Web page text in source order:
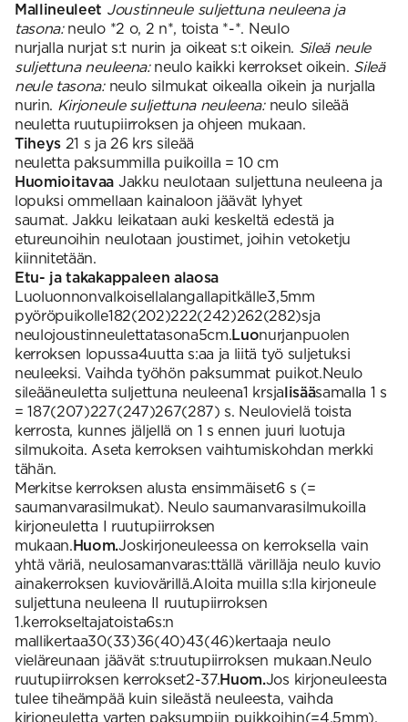
Mallineuleet Joustinneule suljettuna neuleena ja
tasona:neulo *2 o, 2 n*, toista *-*. Neulo
nurjalla nurjat s:t nurin ja oikeat s:t oikein. Sileä neule
suljettuna neuleena:neulo kaikki kerrokset oikein. Sileä
neule tasona:neulo silmukat oikealla oikein ja nurjalla
nurin. Kirjoneule suljettuna neuleena:neulo sileää
neuletta ruutupiirroksen ja ohjeen mukaan.
Tiheys 21 s ja 26 krs sileää
neuletta paksummilla puikoilla = 10 cm
Huomioitavaa Jakku neulotaan suljettuna neuleena ja
lopuksi ommellaan kainaloon jäävät lyhyet
saumat. Jakku leikataan auki keskeltä edestä ja
etureunoihin neulotaan joustimet, joihin vetoketju
kiinnitetään.
Etu- ja takakappaleen alaosa
Luoluonnonvalkoisellalangallapitkälle3,5mm
pyöröpuikolle182(202)222(242)262(282)sja
neulojoustinneulettatasona5cm.Luonurjanpuolen
kerroksen lopussa4uutta s:aa ja liitä työ suljetuksi
neuleeksi. Vaihda työhön paksummat puikot.Neulo
sileääneuletta suljettuna neuleena1 krsjalisääsamalla 1 s
= 187(207)227(247)267(287) s. Neulovielä toista
kerrosta, kunnes jäljellä on 1 s ennen juuri luotuja
silmukoita. Aseta kerroksen vaihtumiskohdan merkki
tähän.
Merkitse kerroksen alusta ensimmäiset6 s (=
saumanvarasilmukat). Neulo saumanvarasilmukoilla
kirjoneuletta I ruutupiirroksen
mukaan. Huom.Joskirjoneuleessa on kerroksella vain
yhtä väriä, neulosamanvaras:ttällä värilläja neulo kuvio
ainakerroksen kuviovärillä.Aloita muilla s:lla kirjoneule
suljettuna neuleena II ruutupiirroksen
1.kerrokseltajatoista6s:n
mallikertaa30(33)36(40)43(46)kertaaja neulo
vieläreunaan jäävät s:truutupiirroksen mukaan.Neulo
ruutupiirroksen kerrokset2-37.Huom.Jos kirjoneuleesta
tulee tiheämpää kuin sileästä neuleesta, vaihda
kirjoneuletta varten paksumpiin puikkoihin(=4,5mm).